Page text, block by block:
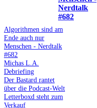
Nerdtalk
#682
Algorithmen sind am
Ende auch nur
Menschen - Nerdtalk
#682
Michas L.A.
Debriefing
Der Bastard rantet
über die Podcast-Welt
Letterboxd steht zum
Verkauf